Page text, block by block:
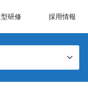
研修 採用情報